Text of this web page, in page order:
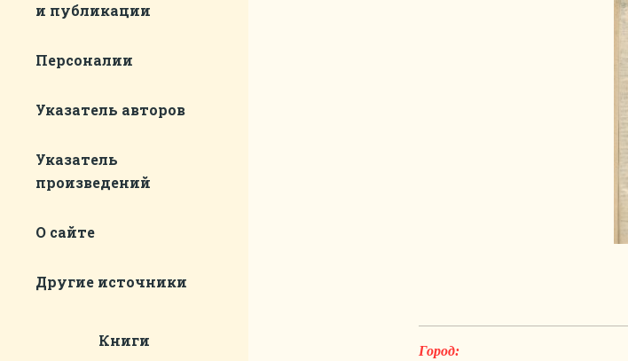
и публикации
Персоналии
Указатель авторов
Указатель
произведений
О сайте
Другие источники
Книги
Город: